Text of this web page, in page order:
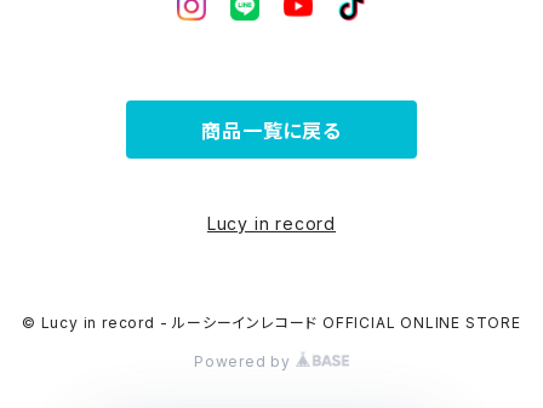
商品一覧に戻る
Lucy in record
© Lucy in record - ルーシーインレコード OFFICIAL ONLINE STORE
Powered by